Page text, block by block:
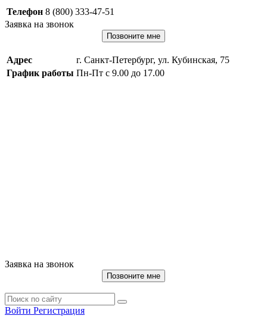
Телефон 8 (800) 333-47-51
Заявка на звонок
Позвоните мне
Адрес
г. Санкт-Петербург, ул. Кубинская, 75
График работы Пн-Пт с 9.00 до 17.00
Заявка на звонок
Позвоните мне
Войти Регистрация